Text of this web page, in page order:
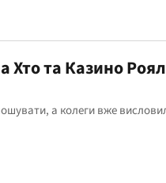
Хто та Казино
а колеги вже